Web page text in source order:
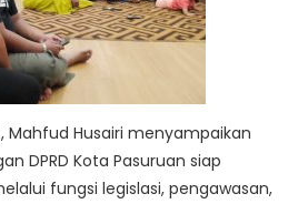
Husairi menyampaikan
DPRD Kota Pasuruan siap
fungsi legislasi, pengawasan,